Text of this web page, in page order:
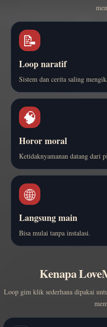
📝
Loop naratif
Sistem dan cerita saling
🧠
Horor moral
Ketidaknyamanan datang dari
🌐
Langsung main
Bisa mulai tanpa instalasi.
Kenapa
Loop gim klik sederhana dipakai